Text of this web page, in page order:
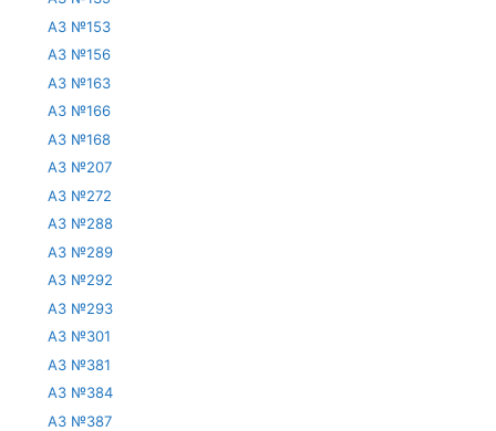
АЗ №153
АЗ №156
АЗ №163
АЗ №166
АЗ №168
АЗ №207
АЗ №272
АЗ №288
АЗ №289
АЗ №292
АЗ №293
АЗ №301
АЗ №381
АЗ №384
АЗ №387